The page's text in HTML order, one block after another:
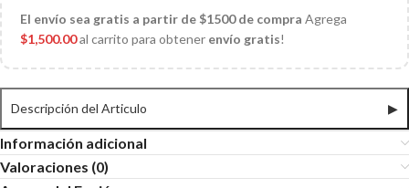
El envío sea gratis a partir de $1500 de compra Agrega
$1,500.00al carrito para obtener envío gratis!
Descripción del Articulo ▶
Información adicional
Valoraciones (0)